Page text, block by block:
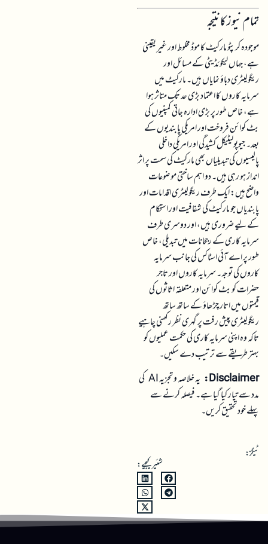
تمام نیوز کا نتیجہ
موجودہ کرپٹو مارکیٹ کا موڈ مخلوط اور غیر یقینی
ہے، جہاں لیکوئڈیٹی کے مسائل اور
ریگولیٹری دباؤ نمایاں ہیں۔ مارکیٹ میں
سرمایہ کاروں کا اعتماد بڑی حد تک متاثر ہوا
ہے، خاص طور پر بڑی ادارہ جاتی کمپنیوں کی
بٹ کوائن فروخت اور امریکی پابندیوں کے
بعد۔ جیوپولیٹیکل کشیدگی اور امریکی داخلی
پالیسیوں کی تبدیلیاں بھی مارکیٹ کی سمت پر اثر
انداز ہو رہی ہیں۔ دو اہم ساختی موضوعات
واضح ہیں: ایک طرف ریگولیٹری اقدامات اور
پابندیاں جو مارکیٹ کی شفافیت اور استحکام
کے لیے ضروری ہیں، اور دوسری طرف
سرمایہ کاری کے رجحانات میں تبدیلی، خاص
طور پر اے آئی اسٹاکس کی جانب سرمایہ
کاروں کی توجہ۔ سرمایہ کاروں اور تاجر
حضرات کو بٹ کوائن اور متعلقہ اثاثوں کی
قیمتوں میں اتار چڑھاؤ کے ساتھ ساتھ
ریگولیٹری پیش رفت پر گہری نظر رکھنی چاہیے
تاکہ وہ اپنی سرمایہ کاری کی حکمت عملیوں کو
بہتر طریقے سے ترتیب دے سکیں۔
Disclaimer:
یہ خلاصہ و تجزیہ AI کی
مدد سے تیار کیا گیا ہے۔ فیصلہ کرنے سے
پہلے خود تحقیق کریں۔
ٹیگز:
شئیر کیجیے: